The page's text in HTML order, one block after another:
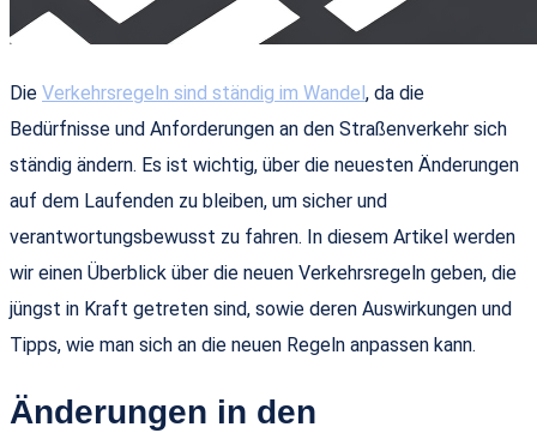
Die Verkehrsregeln sind ständig im Wandel , da die
Bedürfnisse und Anforderungen an den Straßenverkehr sich
ständig ändern. Es ist wichtig, über die neuesten Änderungen
auf dem Laufenden zu bleiben, um sicher und
verantwortungsbewusst zu fahren. In diesem Artikel werden
wir einen Überblick über die neuen Verkehrsregeln geben, die
jüngst in Kraft getreten sind, sowie deren Auswirkungen und
Tipps, wie man sich an die neuen Regeln anpassen kann.
Änderungen in den